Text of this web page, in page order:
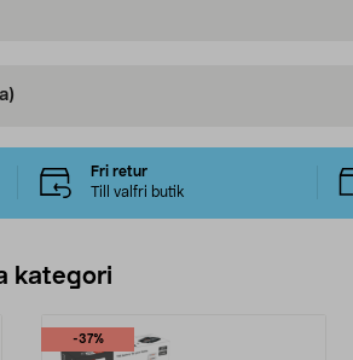
Fri retur
Till valfri butik
kategori
-37%